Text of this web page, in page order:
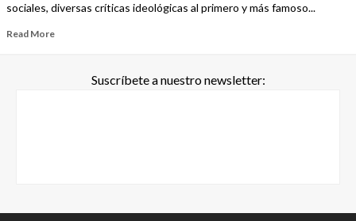
sociales, diversas críticas ideológicas al primero y más famoso...
Read More
Suscríbete a nuestro newsletter: